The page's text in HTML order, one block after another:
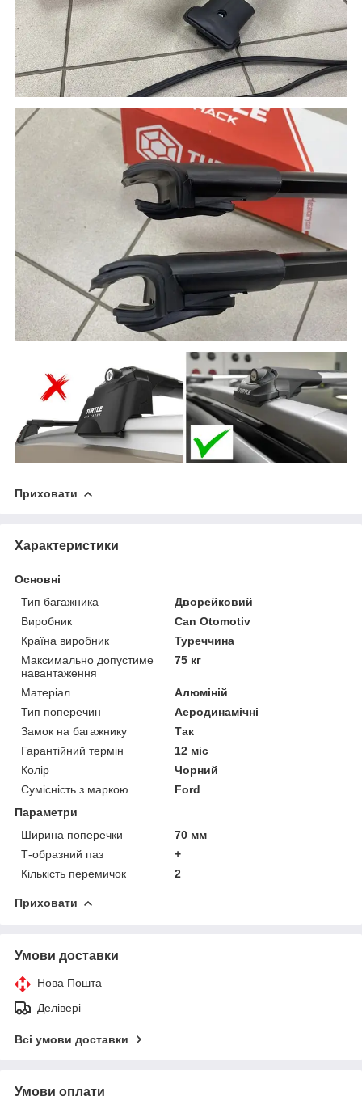
Приховати
Характеристики
Основні
Тип багажника
Дворейковий
Виробник
Can Otomotiv
Країна виробник
Туреччина
Максимально допустиме
навантаження
75 кг
Матеріал
Алюміній
Тип поперечин
Аеродинамічні
Замок на багажнику
Так
Гарантійний термін
12 міс
Колір
Чорний
Сумісність з маркою
Ford
Параметри
Ширина поперечки
70 мм
Т-образний паз
+
Кількість перемичок
2
Приховати
Умови доставки
Нова Пошта
Делівері
Всі умови доставки
Умови оплати